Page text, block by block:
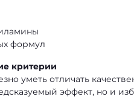
формул
критерии
уметь отличать
эффект, но и